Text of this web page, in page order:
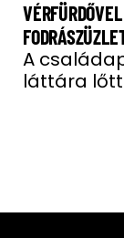
A
láttára